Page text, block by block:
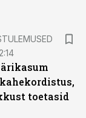
toetasid